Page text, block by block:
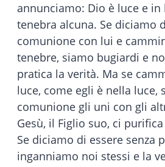
annunciamo: Dio è luce e in
tenebra alcuna. Se diciamo
comunione con lui e
tenebre, siamo bugiardi e
pratica la verità. Ma se
luce, come egli è nella luce,
comunione gli uni con gli
Gesù, il Figlio suo, ci
Se diciamo di essere senza
inganniamo noi stessi e la